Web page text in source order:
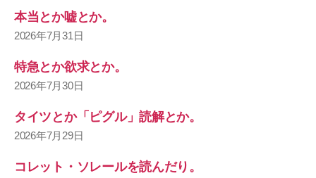
本当とか嘘とか。
2026年7月31日
特急とか欲求とか。
2026年7月30日
タイツとか「ピグル」読解とか。
2026年7月29日
コレット・ソレールを読んだり。